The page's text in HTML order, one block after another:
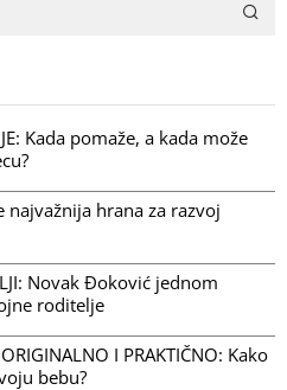
Kada pomaže, a kada može
najvažnija hrana za razvoj
Novak Đoković jednom
roditelje
I PRAKTIČNO: Kako
bebu?